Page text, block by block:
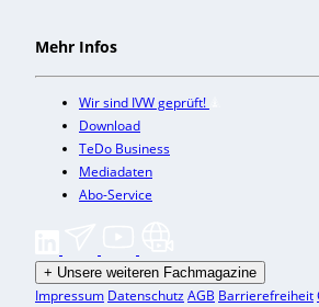
Mehr Infos
Wir sind IVW geprüft!
Download
TeDo Business
Mediadaten
Abo-Service
+ Unsere weiteren Fachmagazine
Impressum DatenschutzAGB Barrierefreiheit